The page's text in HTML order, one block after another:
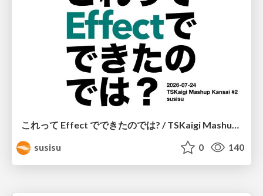
susisu
0 140